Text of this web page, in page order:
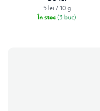
Evaluare
preţ:
5 lei / 10 g
În stoc (3 buc)